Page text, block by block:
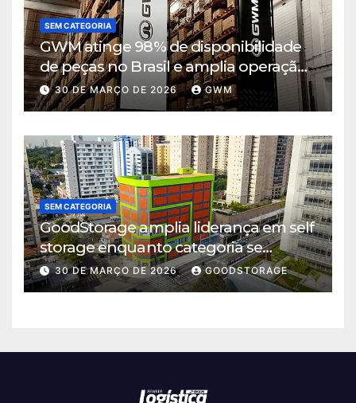
SEM CATEGORIA
GWM atinge 98% de disponibilidade
de peças no Brasil e amplia operação
logística em Cajamar
30 DE MARÇO DE 2026 GWM
SEM CATEGORIA
GoodStorage amplia liderança em self
storage enquanto categoria se
consolida em São Paulo
30 DE MARÇO DE 2026 GOODSTORAGE